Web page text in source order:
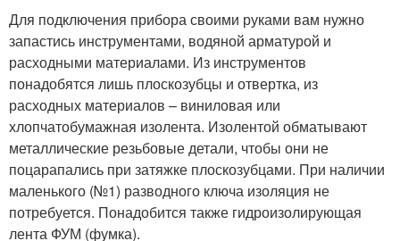
Для подключения прибора своими руками вам нужно
запастись инструментами, водяной арматурой и
расходными материалами. Из инструментов
понадобятся лишь плоскозубцы и отвертка, из
расходных материалов – виниловая или
хлопчатобумажная изолента. Изолентой обматывают
металлические резьбовые детали, чтобы они не
поцарапались при затяжке плоскозубцами. При наличии
маленького (№1) разводного ключа изоляция не
потребуется. Понадобится также гидроизолирующая
лента ФУМ (фумка).